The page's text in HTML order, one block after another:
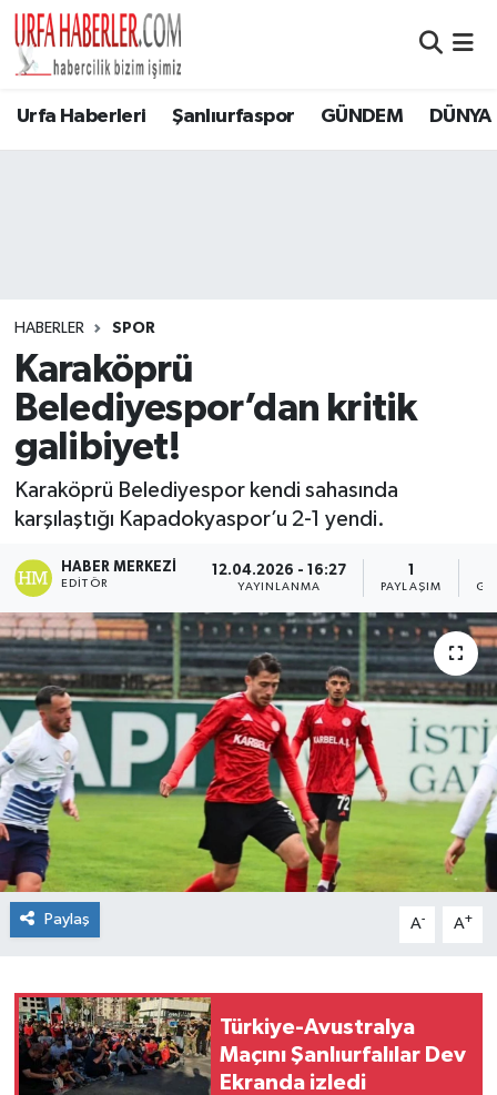
Urfa Haberleri Şanlıurfaspor GÜNDEM DÜNYA
HABERLER SPOR
Karaköprü
Belediyespor’dan kritik
galibiyet!
Karaköprü Belediyespor kendi sahasında
karşılaştığı Kapadokyaspor’u 2-1 yendi.
HABER MERKEZI
EDITÖR
12.04.2026 - 16:27
YAYINLANMA
1
PAYLAŞIM
Paylaş A- A+
Türkiye-Avustralya
Maçını Şanlıurfalılar Dev
Ekranda izledi
Şanlıurfa Nöbetçi Eczaneler
Tüm Manşetler
Son Dakika Haberleri
Haber Arşivi